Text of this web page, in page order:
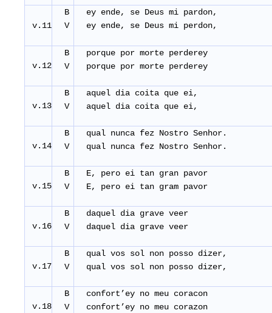
v.11
B
V
ey ende, se Deus mi pardon,
ey ende, se Deus mi perdon,
v.12
B
V
porque por morte perderey
porque por morte perderey
v.13
B
V
aquel dia coita que ei,
aquel dia coita que ei,
v.14
B
V
qual nunca fez Nostro Senhor.
qual nunca fez Nostro Senhor.
v.15
B
V
E, pero ei tan gran pavor
E, pero ei tan gram pavor
v.16
B
V
daquel dia grave veer
daquel dia grave veer
v.17
B
V
qual vos sol non posso dizer,
qual vos sol non posso dizer,
v.18
B
V
confort’ey no meu coracon
confort’ey no meu corazon